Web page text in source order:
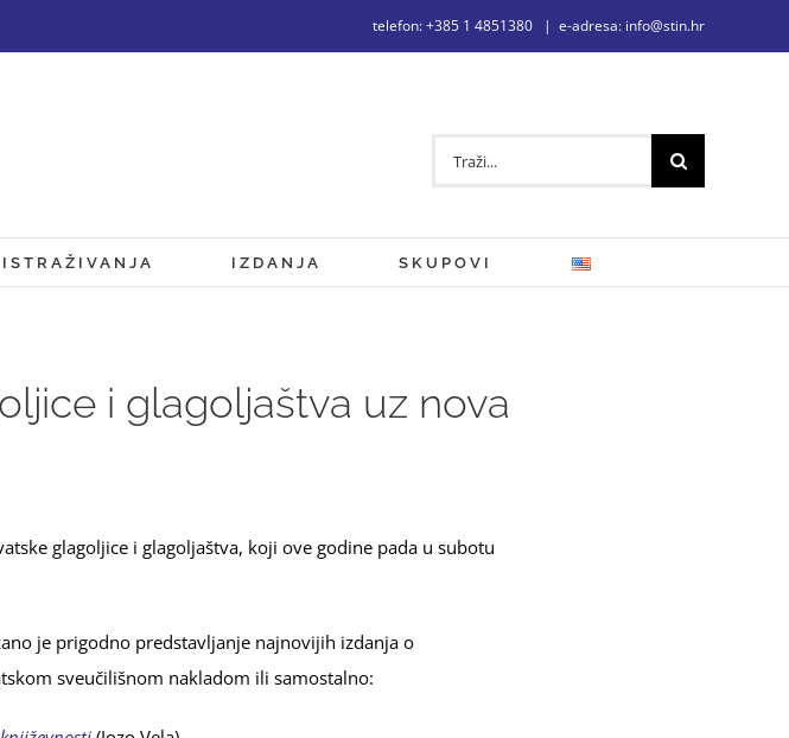
telefon: +385 1 4851380 | e-adresa: info@stin.hr
Traži...
ISTRAŽIVANJA IZDANJA SKUPOVI
i glagoljaštva uz nova
glagoljice i glagoljaštva, koji ove godine pada u subotu
je prigodno predstavljanje najnovijih izdanja o
sveučilišnom nakladom ili samostalno: